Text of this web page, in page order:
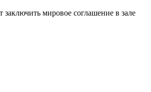
заключить мировое соглашение в зале